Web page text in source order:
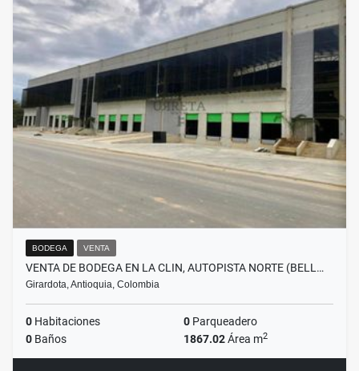
BODEGA VENTA
VENTA DE BODEGA EN LA CLIN, AUTOPISTA NORTE (BELL…
Girardota, Antioquia, Colombia
0 Habitaciones 0 Parqueadero
0 Baños 1867.02Área m2